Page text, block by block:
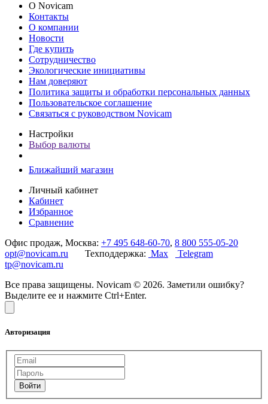
О Novicam
Контакты
О компании
Новости
Где купить
Сотрудничество
Экологические инициативы
Нам доверяют
Политика защиты и обработки персональных данных
Пользовательское соглашение
Связаться с руководством Novicam
Настройки
Выбор валюты
Ближайший магазин
Личный кабинет
Кабинет
Избранное
Сравнение
Офис продаж, Москва: +7 495 648-60-70, 8 800 555-05-20
opt@novicam.ru Техподдержка: Max
Telegram
tp@novicam.ru
Все права защищены. Novicam © 2026. Заметили ошибку?
Выделите ее и нажмите Ctrl+Enter.
Авторизация